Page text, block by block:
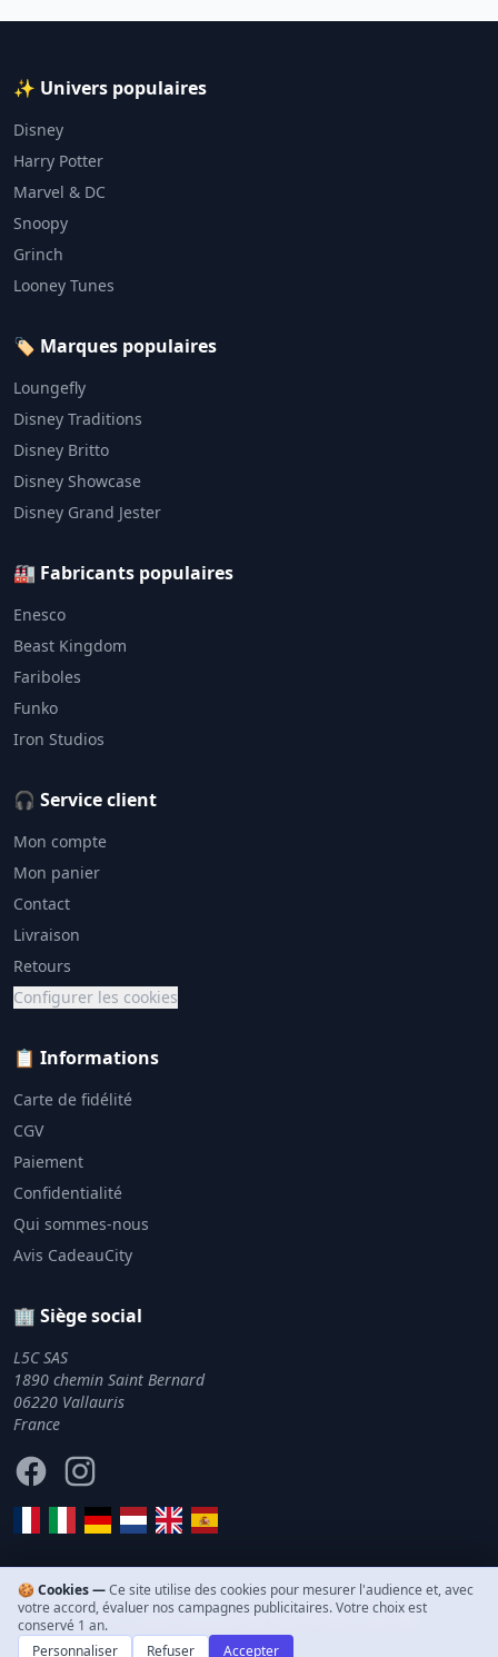
✨ Univers populaires
Disney
Harry Potter
Marvel & DC
Snoopy
Grinch
Looney Tunes
🏷️ Marques populaires
Loungefly
Disney Traditions
Disney Britto
Disney Showcase
Disney Grand Jester
🏭 Fabricants populaires
Enesco
Beast Kingdom
Fariboles
Funko
Iron Studios
🎧 Service client
Mon compte
Mon panier
Contact
Livraison
Retours
Configurer les cookies
📋 Informations
Carte de fidélité
CGV
Paiement
Confidentialité
Qui sommes-nous
Avis CadeauCity
🏢 Siège social
L5C SAS
1890 chemin Saint Bernard
06220 Vallauris
France
FacebookInstagram
© 2011–2026 CadeauCity. Tous droits réservés.
🍪 Cookies —Ce site utilise des cookies pour mesurer l'audience et, avec
votre accord, évaluer nos campagnes publicitaires. Votre choix est
conservé 1 an.
Personnaliser
Refuser Accepter